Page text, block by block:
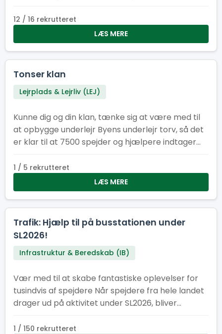
12 / 16 rekrutteret
LÆS MERE
Tonser klan
Lejrplads & Lejrliv (LEJ)
Kunne dig og din klan, tænke sig at være med til
at opbygge underlejr Byens underlejr torv, så det
er klar til at 7500 spejder og hjælpere indtager
følgende faste installationer: køkken/kantine,
cafe, information, minimarked, proviant
udlevering og en skadesklinik
1 / 5 rekrutteret
LÆS MERE
Trafik: Hjælp til på busstationen under
SL2026!
Infrastruktur & Beredskab (IB)
Vær med til at skabe fantastiske oplevelser for
tusindvis af spejdere Når spejdere fra hele landet
drager ud på aktivitet under SL2026, bliver
Her har vi brug for engagerede frivillige, der vil
1 / 150 rekrutteret